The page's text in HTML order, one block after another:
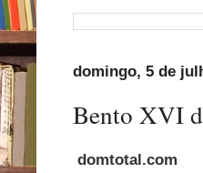
domingo, 5 de
Bento XVI
domtotal.com